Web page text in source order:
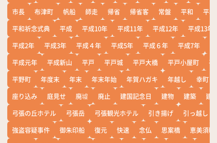
市長
布津町 帆船 師走 帰省 帰省客 常盤 平和
平
平和祈念式典
平成 平成10年 平成11年 平成12年
平成13年
平成2年
平成3年 平成４年 平成5年 平成６年 平成7年
平成元年
平成新山 平戸 平戸城 平戸大橋 平戸小屋町
平
平野町
年度末 年末 年末年始 年賀ハガキ 年越し
幸町
座り込み
庭見せ 廃墟 廃止 建国記念日 建物 建築
建
弓張の丘ホテル
弓張岳 弓張観光ホテル 引き揚げ
引っ越し
強盗容疑事件
御朱印船 復元 快速 念仏 思案橋
恵美須町